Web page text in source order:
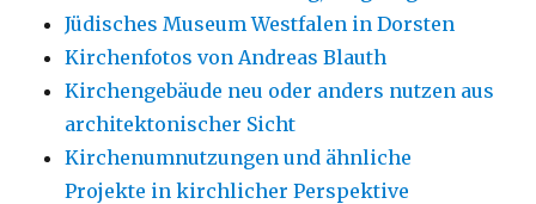
Jüdisches Museum Westfalen in Dorsten
Kirchenfotos von Andreas Blauth
Kirchengebäude neu oder anders nutzen aus
architektonischer Sicht
Kirchenumnutzungen und ähnliche
Projekte in kirchlicher Perspektive